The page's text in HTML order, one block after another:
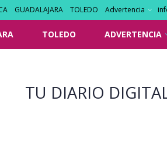
GUADALAJARA TOLEDO Advertencia
TOLEDO ADVERTENCIA
TU DIARIO